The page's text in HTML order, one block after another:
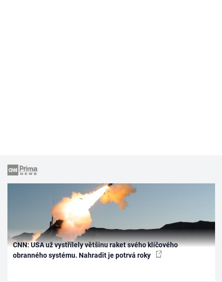
CNN: USA už vystřílely většinu raket svého klíčového
obranného systému. Nahradit je potrvá roky